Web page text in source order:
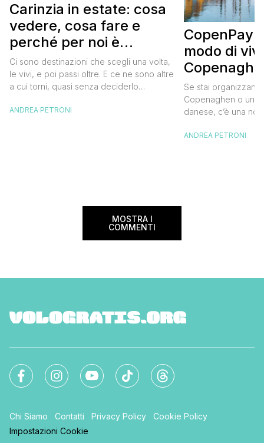
Carinzia in estate: cosa
vedere, cosa fare e
perché per noi è
diventata una
destinazione del cuore
Ci sono destinazioni che scegli una volta,
le vivi, e poi passi oltre. E ce ne sono altre
a cui torni, quasi senza deciderlo
richiamarti indietro più che il contrario. Per
ANDREA PETRONI
CopenPay:
modo di
meglio e
meno
Se stai
Copenaghen o un
danese, c’è una
CopenPay ed è
ANDREA PETRONI
MOSTRA I
COMMENTI
Chi Siamo Contatti Privacy Policy
Cookie Policy
Impostazioni Cookie